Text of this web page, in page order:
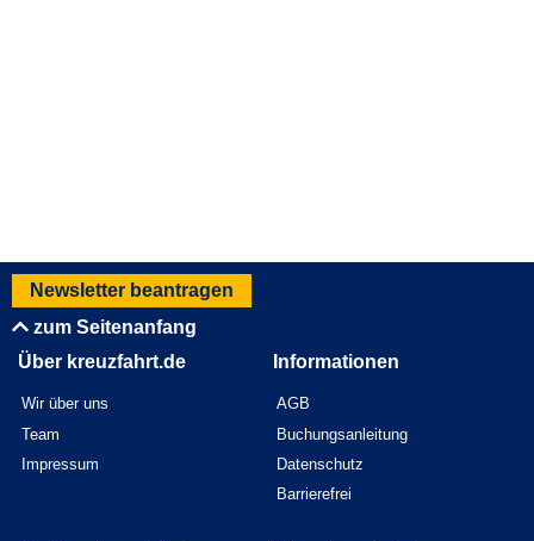
Newsletter beantragen
zum Seitenanfang
Über kreuzfahrt.de
Wir über uns
Team
Impressum
Informationen
AGB
Buchungsanleitung
Datenschutz
Barrierefrei